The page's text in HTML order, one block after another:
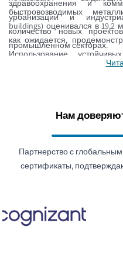
здравоохранения и
урбанизации и
количество новых
промышленном секторах.
быстровозводимых
buildings) оценивался в
как ожидается,
Использование
производственных
предпочтительны.
повышают точность
обеспечивают массовую
стоимости и стабильным
промышленном применении.
Нам
Партнерство с
сертификаты,